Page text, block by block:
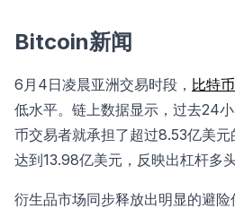
Bitcoin新闻
6月4日凌晨亚洲交易时段， 比特币
低水平。链上数据显示，过去24
币交易者就承担了超过8.53亿美
达到13.98亿美元，反映出杠杆多
衍生品市场同步释放出明显的避险